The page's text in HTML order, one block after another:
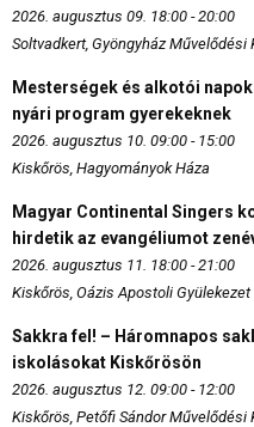
2026. augusztus 09. 18:00 - 20:00
Soltvadkert, Gyöngyház Művelődési
Mesterségek és alkotói
nyári program gyerekeknek
2026. augusztus 10. 09:00 - 15:00
Kiskőrös, Hagyományok Háza
Magyar Continental Singers
hirdetik az evangéliumot
2026. augusztus 11. 18:00 - 21:00
Kiskőrös, Oázis Apostoli
Sakkra fel! – Háromnapos
iskolásokat Kiskőrösön
2026. augusztus 12. 09:00 - 12:00
Kiskőrös, Petőfi Sándor Művelődési